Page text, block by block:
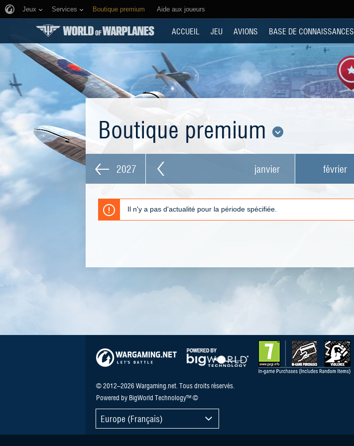
Jeux Services Boutique premium Aide aux joueurs
ACCUEIL JEU AVIONS BASE DE CONNAISSANCES
Boutique premium
2027 janvier février
Il n'y a pas d'actualité pour la période spécifiée.
© 2012–2026 Wargaming.net. Tous droits réservés.
Powered by BigWorld Technology™ ©
Europe (Français)